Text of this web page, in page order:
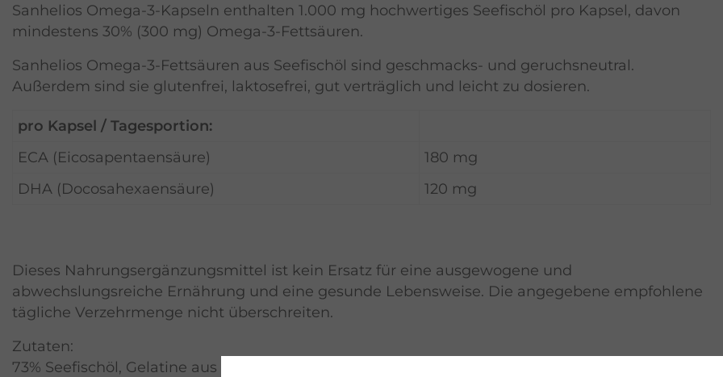
Sanhelios Omega-3-Kapseln enthalten 1.000 mg hochwertiges Seefischöl pro Kapsel, davon
mindestens 30% (300 mg) Omega-3-Fettsäuren.
Sanhelios Omega-3-Fettsäuren aus Seefischöl sind geschmacks- und geruchsneutral.
Außerdem sind sie glutenfrei, laktosefrei, gut verträglich und leicht zu dosieren.
pro Kapsel / Tagesportion:
ECA (Eicosapentaensäure)
180 mg
DHA (Docosahexaensäure)
120 mg
Dieses Nahrungsergänzungsmittel ist kein Ersatz für eine ausgewogene und
abwechslungsreiche Ernährung und eine gesunde Lebensweise. Die angegebene empfohlene
tägliche Verzehrmenge nicht überschreiten.
Zutaten:
73% Seefischöl, Gelatine aus Rind (Kapselhülle), Feuchthaltemittel: Glycerin